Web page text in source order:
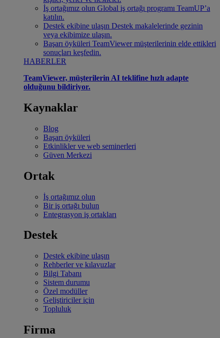
İş ortağımız olun Global iş ortağı programı TeamUP’a
katılın.
Destek ekibine ulaşın Destek makalelerinde gezinin
veya ekibimize ulaşın.
Başarı öyküleri TeamViewer müşterilerinin elde ettikleri
sonuçları keşfedin.
HABERLER
TeamViewer, müşterilerin AI teklifine hızlı adapte
olduğunu bildiriyor.
Kaynaklar
Blog
Başarı öyküleri
Etkinlikler ve web seminerleri
Güven Merkezi
Ortak
İş ortağımız olun
Bir iş ortağı bulun
Entegrasyon iş ortakları
Destek
Destek ekibine ulaşın
Rehberler ve kılavuzlar
Bilgi Tabanı
Sistem durumu
Özel modüller
Geliştiriciler için
Topluluk
Firma